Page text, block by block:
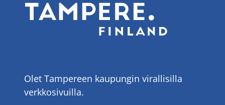
Olet Tampereen kaupungin virallisilla
verkkosivuilla.